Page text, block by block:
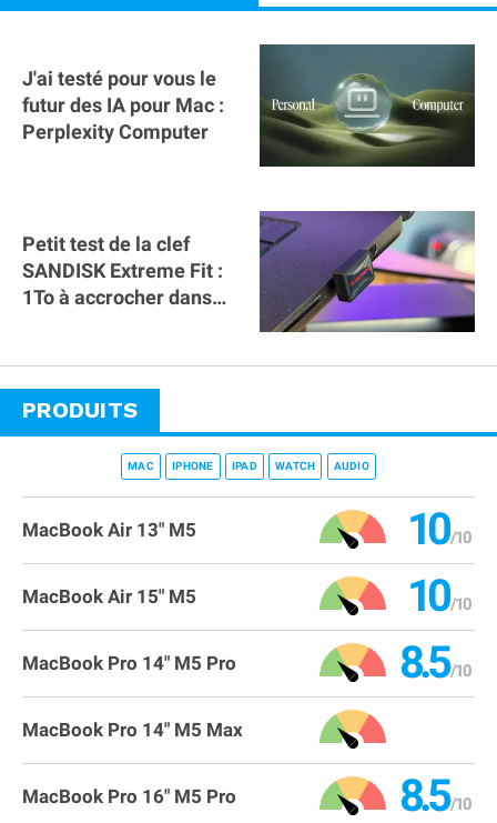
J'ai testé pour vous le
futur des IA pour Mac :
Perplexity Computer
Petit test de la clef
SANDISK Extreme Fit :
1To à accrocher dans
PRODUITS
MAC IPHONE IPAD WATCH AUDIO
MacBook Air 13" M5 10
MacBook Air 15" M5 10
MacBook Pro 14" M5 Pro 8.5
MacBook Pro 14" M5 Max
MacBook Pro 16" M5 Pro 8.5